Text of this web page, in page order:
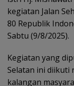
kegiatan Jalan
80 Republik
Sabtu (9/8/2025).
Kegiatan yang
Selatan ini diikuti
kalangan